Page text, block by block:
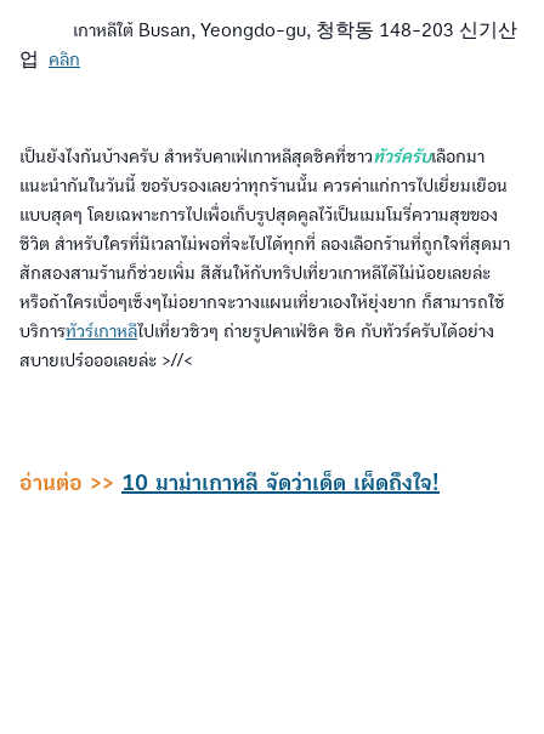
เกาหลีใต้ Busan, Yeongdo-gu, 청학동 148-203 신기산
업 คลิก
เป็นยังไงกันบ้างครับ สำหรับคาเฟ่เกาหลีสุดชิคที่ชาวทัวร์ครับเลือกมา
แนะนำกันในวันนี้ ขอรับรองเลยว่าทุกร้านนั้น ควรค่าแก่การไปเยี่ยมเยือน
แบบสุดๆ โดยเฉพาะการไปเพื่อเก็บรูปสุดคูลไว้เป็นเมมโมรี่ความสุขของ
ชีวิต สำหรับใครที่มีเวลาไม่พอที่จะไปได้ทุกที่ ลองเลือกร้านที่ถูกใจที่สุดมา
สักสองสามร้านก็ช่วยเพิ่ม สีสันให้กับทริปเที่ยวเกาหลีได้ไม่น้อยเลยล่ะ
หรือถ้าใครเบื่อๆเซ็งๆไม่อยากจะวางแผนเที่ยวเองให้ยุ่งยาก ก็สามารถใช้
บริการทัวร์เกาหลีไปเที่ยวชิวๆ ถ่ายรูปคาเฟ่ชิค ชิค กับทัวร์ครับได้อย่าง
สบายเปร๋อออเลยล่ะ >//<
อ่านต่อ >> 10 มาม่าเกาหลี จัดว่าเด็ด เผ็ดถึงใจ!